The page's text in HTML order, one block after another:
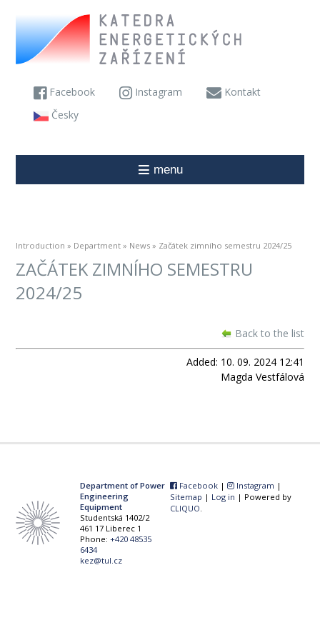
Facebook Instagram
Kontakt
Česky
menu
Introduction » Department » News » Začátek zimního semestru 2024/25
ZAČÁTEK ZIMNÍHO SEMESTRU
2024/25
Back to the list
Added: 10. 09. 2024 12:41
Magda Vestfálová
Department of Power
Engineering
Equipment
Studentská 1402/2
461 17 Liberec 1
Phone:+420 48535
6434
kez@tul.cz
Facebook| Instagram |
Sitemap | Log in | Powered by
CLIQUO